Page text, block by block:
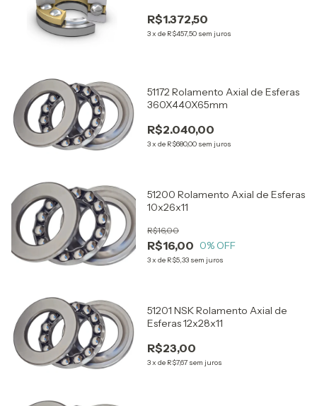
R$1.372,50
3x de R$457,50 sem juros
51172 Rolamento Axial de Esferas
360X440X65mm
R$2.040,00
3x de R$680,00 sem juros
51200 Rolamento Axial de Esferas
10x26x11
R$16,00
R$16,00
0% OFF
3x de R$5,33 sem juros
51201 NSK Rolamento Axial de
Esferas 12x28x11
R$23,00
3x de R$7,67 sem juros